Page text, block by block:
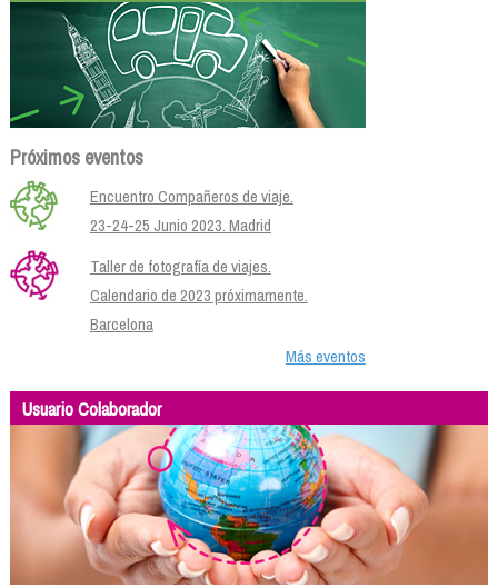
Próximos eventos
Encuentro Compañeros de viaje.
23-24-25 Junio 2023. Madrid
Taller de fotografía de viajes.
Calendario de 2023 próximamente.
Barcelona
Más eventos
Usuario Colaborador